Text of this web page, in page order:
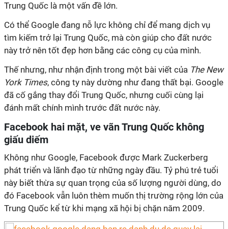
Trung Quốc là một vấn đề lớn.
Có thể Google đang nỗ lực không chỉ để mang dịch vụ
tìm kiếm trở lại Trung Quốc, mà còn giúp cho đất nước
này trở nên tốt đẹp hơn bằng các công cụ của mình.
Thế nhưng, như nhận định trong một bài viết của The New
York Times, công ty này dường như đang thất bại. Google
đã cố gắng thay đổi Trung Quốc, nhưng cuối cùng lại
đánh mất chính mình trước đất nước này.
Facebook hai mặt, ve vãn Trung Quốc không
giấu diếm
Không như Google, Facebook được Mark Zuckerberg
phát triển và lãnh đạo từ những ngày đầu. Tỷ phú trẻ tuổi
này biết thừa sự quan trọng của số lượng người dùng, do
đó Facebook vẫn luôn thèm muốn thị trường rộng lớn của
Trung Quốc kể từ khi mạng xã hội bị chặn năm 2009.